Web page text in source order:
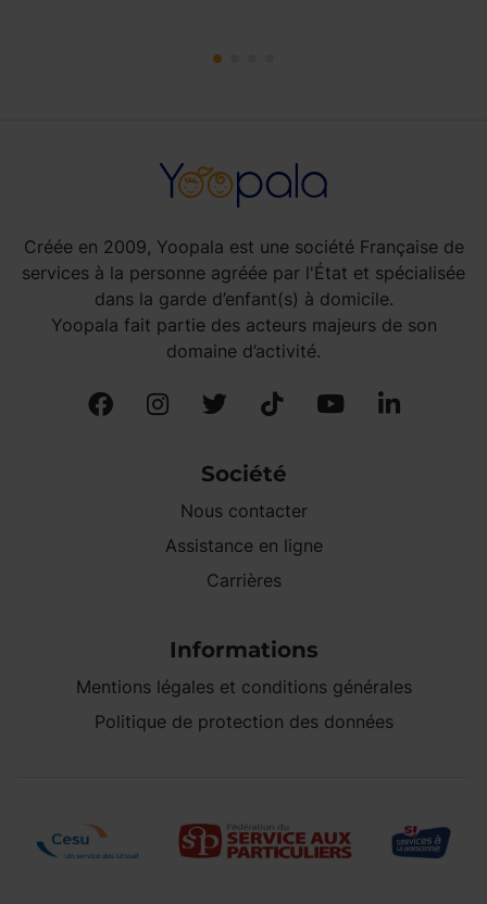
Créée en 2009, Yoopala est une société Française de
services à la personne agréée par l'État et spécialisée
dans la garde d’enfant(s) à domicile.
Yoopala fait partie des acteurs majeurs de son
domaine d’activité.
Société
Nous contacter
Assistance en ligne
Carrières
Informations
Mentions légales et conditions générales
Politique de protection des données